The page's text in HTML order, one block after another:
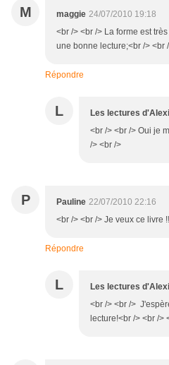
M maggie 24/07/2010 19:18
<br /> <br /> La forme est
une bonne lecture;<br /> <br
Répondre
L Les lectures
<br /> <br /> Oui je
/> <br />
P Pauline 22/07/2010 22:16
<br /> <br /> Je veux ce livre
Répondre
L Les lectures
<br /> <br />
lecture!<br /> <br />